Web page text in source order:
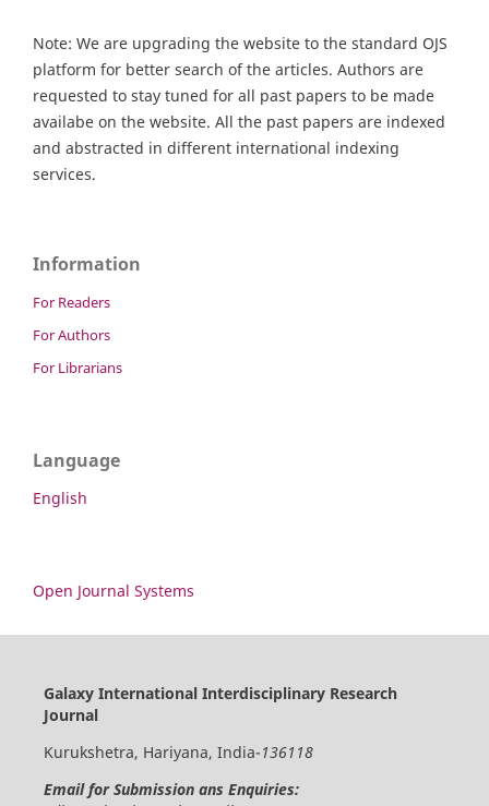
Note: We are upgrading the website to the standard OJS
platform for better search of the articles. Authors are
requested to stay tuned for all past papers to be made
availabe on the website. All the past papers are indexed
and abstracted in different international indexing
services.
Information
For Readers
For Authors
For Librarians
Language
English
Open Journal Systems
Galaxy International Interdisciplinary Research
Journal
Kurukshetra, Hariyana, India-136118
Email for Submission ans Enquiries: